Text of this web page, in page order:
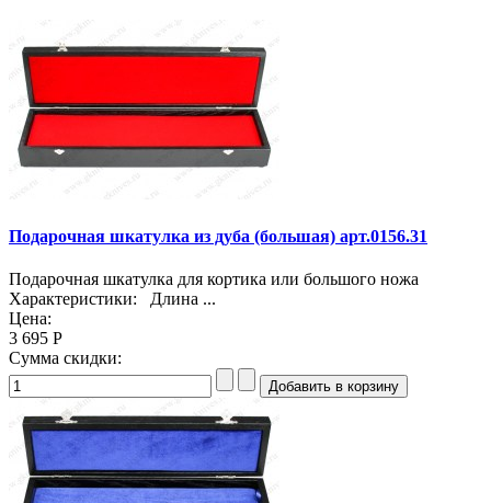
Подарочная шкатулка из дуба (большая) арт.0156.31
Подарочная шкатулка для кортика или большого ножа
Характеристики: Длина ...
Цена:
3 695 Р
Сумма скидки: